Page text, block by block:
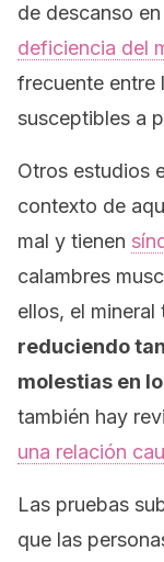
de descanso
deficiencia del
frecuente entre
susceptibles a
Otros estudios
contexto de
mal y tienen
calambres
ellos, el
reduciendo
molestias en
también hay
una relación
Las pruebas
que las